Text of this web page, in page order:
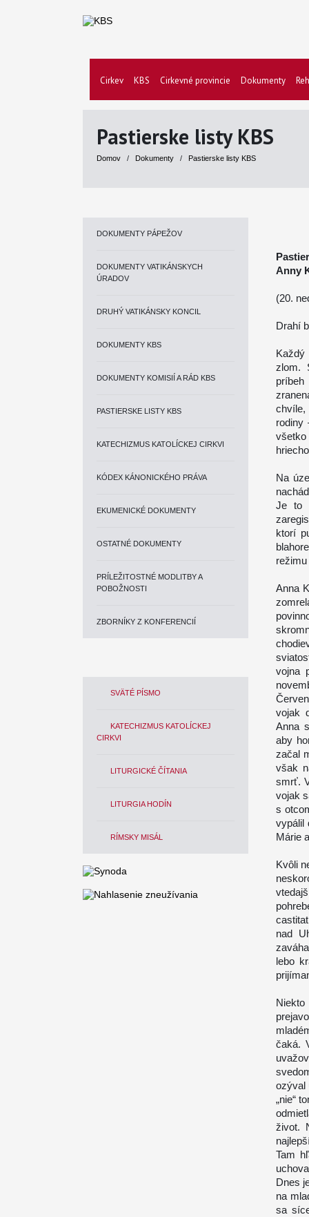
Cirkev KBS Cirkevné provincie Dokumenty
Pastierske listy KBS
Domov / Dokumenty / Pastierske listy KBS
DOKUMENTY PÁPEŽOV
DOKUMENTY VATIKÁNSKYCH
ÚRADOV
DRUHÝ VATIKÁNSKY KONCIL
DOKUMENTY KBS
DOKUMENTY KOMISIÍ A RÁD KBS
PASTIERSKE LISTY KBS
KATECHIZMUS KATOLÍCKEJ CIRKVI
KÓDEX KÁNONICKÉHO PRÁVA
EKUMENICKÉ DOKUMENTY
OSTATNÉ DOKUMENTY
PRÍLEŽITOSTNÉ MODLITBY A
POBOŽNOSTI
ZBORNÍKY Z KONFERENCIÍ
SVÄTÉ PÍSMO
KATECHIZMUS KATOLÍCKEJ
CIRKVI
LITURGICKÉ ČÍTANIA
LITURGIA HODÍN
RÍMSKY MISÁL
Anny
(20.
Drahí
zlom.
rodiny
Na
Je to
ktorí
Anna
vojna
vojak
Anna
aby
začal
však
smrť.
vojak
s
vypálil
Márie
Kvôli
nad
lebo
čaká.
ozýval
„nie“
život.
Tam
Dnes
na
sa